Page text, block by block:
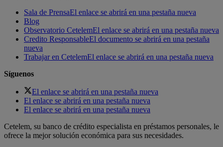
Sala de PrensaEl enlace se abrirá en una pestaña nueva
Blog
Observatorio CetelemEl enlace se abrirá en una pestaña nueva
Credito ResponsableEl documento se abrirá en una pestaña
nueva
Trabajar en CetelemEl enlace se abrirá en una pestaña nueva
Síguenos
El enlace se abrirá en una pestaña nueva
El enlace se abrirá en una pestaña nueva
El enlace se abrirá en una pestaña nueva
Cetelem, su banco de crédito especialista en préstamos personales, le
ofrece la mejor solución económica para sus necesidades.